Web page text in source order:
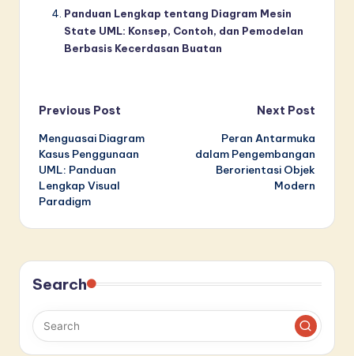
Panduan Lengkap tentang Diagram Mesin
State UML: Konsep, Contoh, dan Pemodelan
Berbasis Kecerdasan Buatan
Post
navigation
Previous Post
Menguasai Diagram
Kasus Penggunaan
UML: Panduan
Lengkap Visual
Paradigm
Next Post
Peran Antarmuka
dalam Pengembangan
Berorientasi Objek
Modern
Search